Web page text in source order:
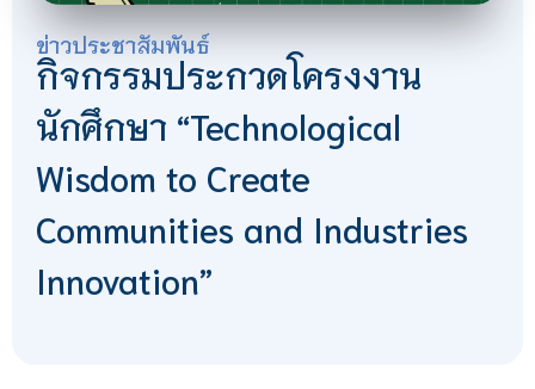
ข่าวประชาสัมพันธ์
กิจกรรมประกวดโครงงาน
นักศึกษา “Technological
Wisdom to Create
Communities and Industries
Innovation”